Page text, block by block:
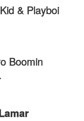
& Playboi
Boomin